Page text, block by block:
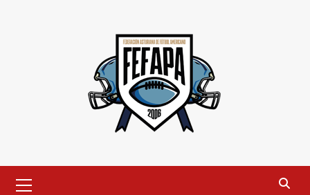
primario